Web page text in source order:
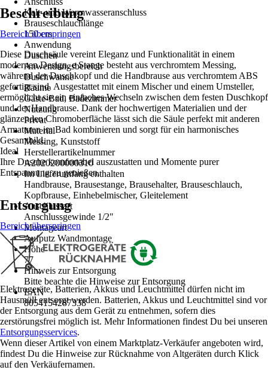
Kalt- und Warmwasseranschluss
Brauseschlauchlänge
150 cm
Anwendung
Duschen
Anwendungsbereich
Duschwanne
Räume
Gäste-Bad, Badezimmer
Nutzung
Privat
Material
Messing, Kunststoff
Herstellerartikelnummer
A2020200000310
Im Lieferumfang enthalten
Handbrause, Brausestange, Brausehalter, Brauseschlauch,
Kopfbrause, Einhebelmischer, Gleitelement
Anschlussart
Anschlussgewinde 1/2"
Montageart
Aufputz Wandmontage
Höhe
77
Hinweis zur Entsorgung
Bitte beachte die Hinweise zur Entsorgung
EAN
8054154287338
Beschreibung
Bereich überspringen
Diese Duschsäule vereint Eleganz und Funktionalität in einem
modernen Design. e Stange besteht aus verchromtem Messing,
während der Duschkopf und die Handbrause aus verchromtem ABS
gefertigt sind. Ausgestattet mit einem Mischer und einem Umsteller,
ermöglicht sie ein einfaches Wechseln zwischen dem festen Duschkopf
und der Handbrause. Dank der hochwertigen Materialien und der
glänzenden Chromoberfläche lässt sich die Säule perfekt mit anderen
Armaturen im Bad kombinieren und sorgt für ein harmonisches
Gesamtbild.
Ideal
Ihre Dusche komfortabel auszustatten und Momente purer
Entspannung zu genießen.
Entsorgung
Bereich überspringen
Elektrogeräte, Batterien, Akkus und Leuchtmittel dürfen nicht im
Hausmüll entsorgt werden. Batterien, Akkus und Leuchtmittel sind vor
der Entsorgung aus dem Gerät zu entnehmen, sofern dies
zerstörungsfrei möglich ist. Mehr Informationen findest Du bei unseren
Entsorgungsservices.
Wenn dieser Artikel von einem Marktplatz-Verkäufer angeboten wird,
findest Du die Hinweise zur Rücknahme von Altgeräten durch Klick
auf den Verkäufernamen.